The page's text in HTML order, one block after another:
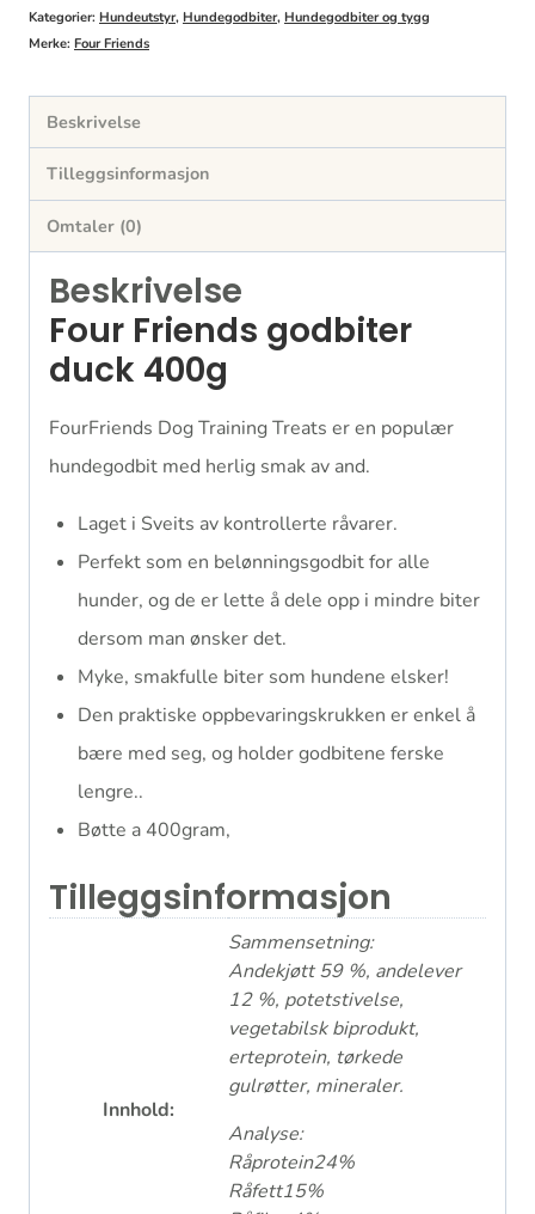
antall
Kategorier: Hundeutstyr, Hundegodbiter, Hundegodbiter og tygg
Merke: Four Friends
Beskrivelse
Tilleggsinformasjon
Omtaler (0)
Beskrivelse
Four Friends godbiter
duck 400g
FourFriends Dog Training Treats er en populær
hundegodbit med herlig smak av and.
Laget i Sveits av kontrollerte råvarer.
Perfekt som en belønningsgodbit for alle
hunder, og de er lette å dele opp i mindre biter
dersom man ønsker det.
Myke, smakfulle biter som hundene elsker!
Den praktiske oppbevaringskrukken er enkel å
bære med seg, og holder godbitene ferske
lengre..
Bøtte a 400gram,
Tilleggsinformasjon
Innhold:
Sammensetning:
Andekjøtt 59 %, andelever
12 %, potetstivelse,
vegetabilsk biprodukt,
erteprotein, tørkede
gulrøtter, mineraler.
Analyse:
Råprotein24%
Råfett15%